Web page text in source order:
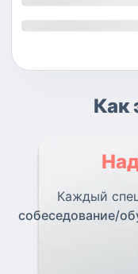
Как
Каждый
собеседование/